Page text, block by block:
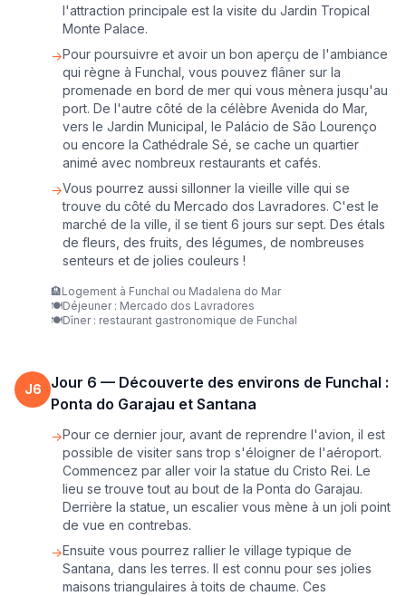
l'attraction principale est la visite du Jardin Tropical
Monte Palace.
→Pour poursuivre et avoir un bon aperçu de l'ambiance
qui règne à Funchal, vous pouvez flâner sur la
promenade en bord de mer qui vous mènera jusqu'au
port. De l'autre côté de la célèbre Avenida do Mar,
vers le Jardin Municipal, le Palácio de São Lourenço
ou encore la Cathédrale Sé, se cache un quartier
animé avec nombreux restaurants et cafés.
→Vous pourrez aussi sillonner la vieille ville qui se
trouve du côté du Mercado dos Lavradores. C'est le
marché de la ville, il se tient 6 jours sur sept. Des étals
de fleurs, des fruits, des légumes, de nombreuses
senteurs et de jolies couleurs !
🏨Logement à Funchal ou Madalena do Mar
🍽️Déjeuner : Mercado dos Lavradores
🍽️Dîner : restaurant gastronomique de Funchal
J6 Jour 6 — Découverte des environs de Funchal :
Ponta do Garajau et Santana
→Pour ce dernier jour, avant de reprendre l'avion, il est
possible de visiter sans trop s'éloigner de l'aéroport.
Commencez par aller voir la statue du Cristo Rei. Le
lieu se trouve tout au bout de la Ponta do Garajau.
Derrière la statue, un escalier vous mène à un joli point
de vue en contrebas.
→Ensuite vous pourrez rallier le village typique de
Santana, dans les terres. Il est connu pour ses jolies
maisons triangulaires à toits de chaume. Ces